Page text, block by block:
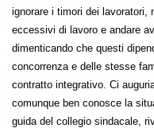
ignorare i timori dei lavoratori,
eccessivi di lavoro e andare
dimenticando che questi
concorrenza e delle stesse
contratto integrativo. Ci
comunque ben conosce la
guida del collegio sindacale,